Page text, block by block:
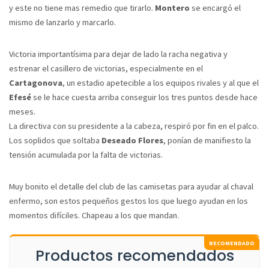
y este no tiene mas remedio que tirarlo. Montero se encargó el
mismo de lanzarlo y marcarlo.
Victoria importantísima para dejar de lado la racha negativa y
estrenar el casillero de victorias, especialmente en el
Cartagonova, un estadio apetecible a los equipos rivales y al que el
Efesése le hace cuesta arriba conseguir los tres puntos desde hace
meses.
La directiva con su presidente a la cabeza, respiró por fin en el palco.
Los soplidos que soltaba Deseado Flores, ponían de manifiesto la
tensión acumulada por la falta de victorias.
Muy bonito el detalle del club de las camisetas para ayudar al chaval
enfermo, son estos pequeños gestos los que luego ayudan en los
momentos difíciles. Chapeau a los que mandan.
Productos recomendados